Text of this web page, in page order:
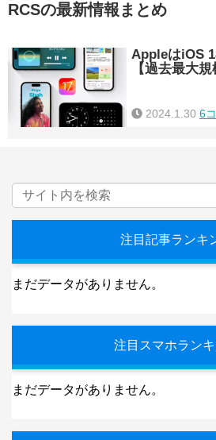
RCSの最新情報まとめ
AppleはiOS
【過去最大
2024.1.30 6
注目記事ランキ
まだデータがありません。
注目スマホラン
まだデータがありません。